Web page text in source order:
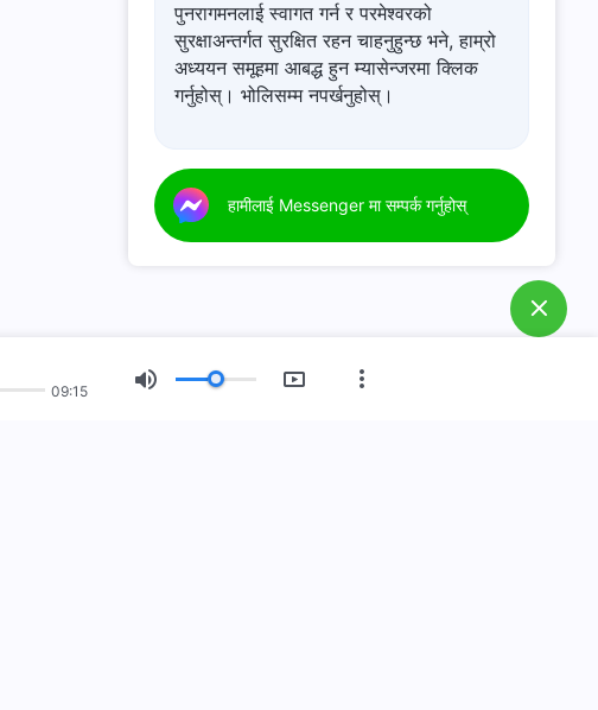
पुनरागमनलाई स्वागत गर्न र परमेश्‍वरको
सुरक्षाअन्तर्गत सुरक्षित रहन चाहनुहुन्छ भने, हाम्रो
अध्ययन समूहमा आबद्ध हुन म्यासेन्जरमा क्लिक
गर्नुहोस्। भोलिसम्म नपर्खनुहोस्।
हामीलाई Messenger मा सम्पर्क गर्नुहोस्
09:15